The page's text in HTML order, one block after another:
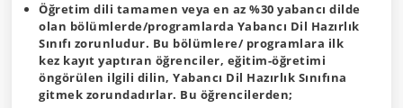
Öğretim dili tamamen veya en az %30 yabancı dilde
olan bölümlerde/programlarda Yabancı Dil Hazırlık
Sınıfı zorunludur. Bu bölümlere/ programlara ilk
kez kayıt yaptıran öğrenciler, eğitim-öğretimi
öngörülen ilgili dilin, Yabancı Dil Hazırlık Sınıfına
gitmek zorundadırlar. Bu öğrencilerden;